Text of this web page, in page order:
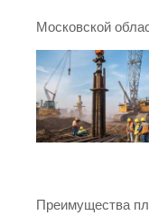
Московской
Преимущества